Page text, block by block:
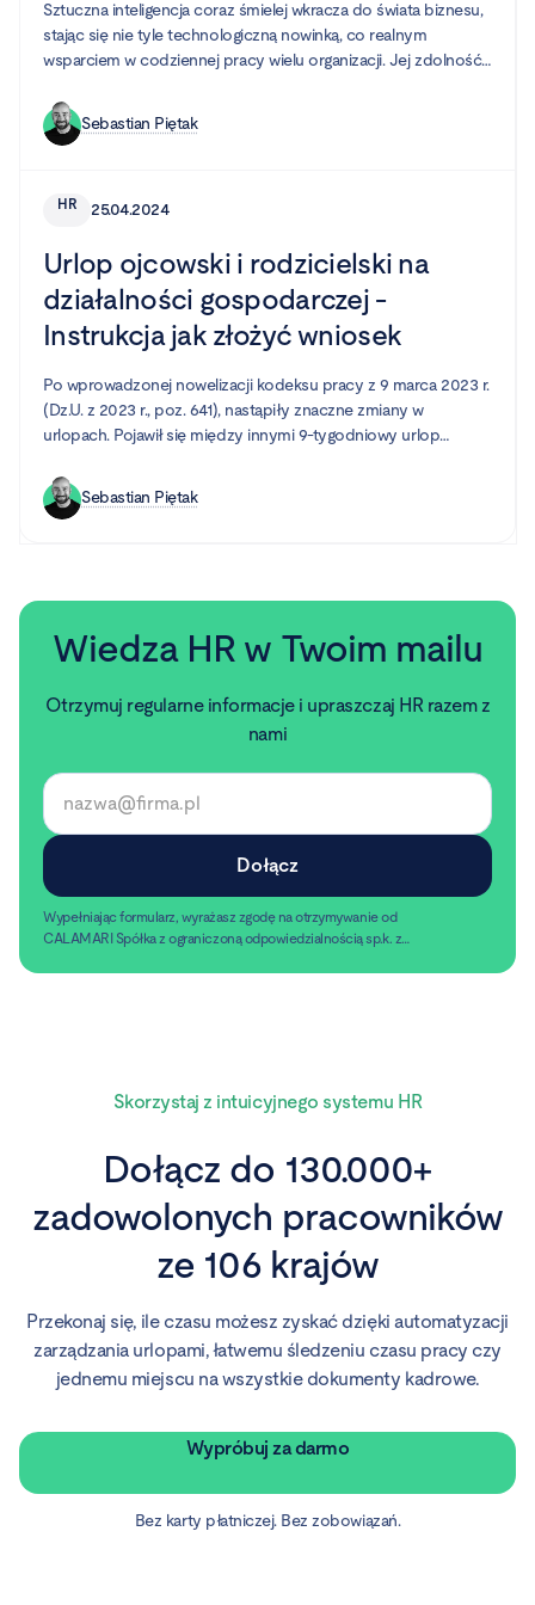
Sztuczna inteligencja coraz śmielej wkracza do świata biznesu,
stając się nie tyle technologiczną nowinką, co realnym
wsparciem w codziennej pracy wielu organizacji. Jej zdolność
automatyzacji żmudnych, manualnych procesów pozwala
firmom działać efektywniej. Jednym z obszarów, który może w
Sebastian Piętak
HR 25.04.2024
Urlop ojcowski i rodzicielski na
działalności gospodarczej -
Instrukcja jak złożyć wniosek
Po wprowadzonej nowelizacji kodeksu pracy z 9 marca 2023 r.
(Dz.U. z 2023 r., poz. 641), nastąpiły znaczne zmiany w
urlopach. Pojawił się między innymi 9-tygodniowy urlop
urlop opiekuńczy.
Sebastian Piętak
Wiedza HR w Twoim mailu
Otrzymuj regularne informacje i upraszczaj HR razem z
nami
Wypełniając formularz, wyrażasz zgodę na otrzymywanie od
CALAMARI Spółka z ograniczoną odpowiedzialnością sp.k. z
Skorzystaj z intuicyjnego systemu HR
Dołącz do 130.000+
zadowolonych pracowników
ze 106 krajów
Przekonaj się, ile czasu możesz zyskać dzięki automatyzacji
zarządzania urlopami, łatwemu śledzeniu czasu pracy czy
jednemu miejscu na wszystkie dokumenty kadrowe.
Wypróbuj za darmo
Bez karty płatniczej. Bez zobowiązań.